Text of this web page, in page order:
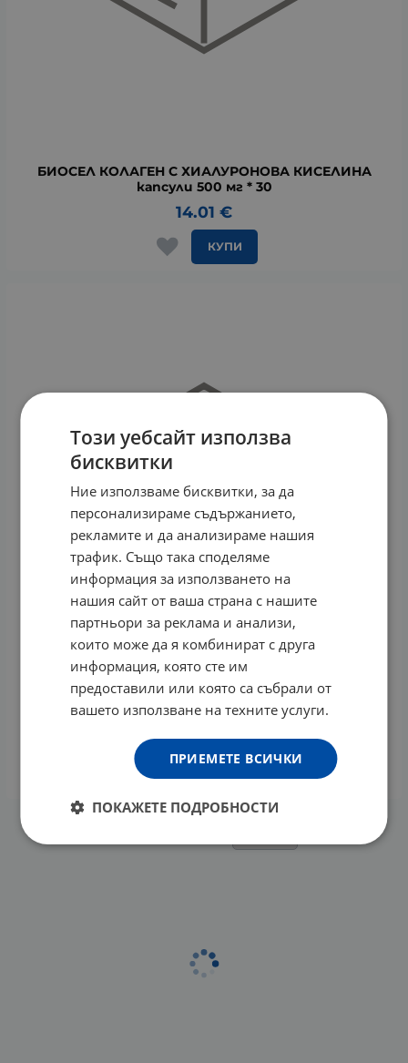
БИОСЕЛ КОЛАГЕН С ХИАЛУРОНОВА КИСЕЛИНА
капсули 500 мг * 30
14.01 €
КУПИ
БИОСЕЛ КОЛАГЕН С ХИАЛУРОНОВА КИСЕЛИНА
капсули 500 мг * 60
24.39 €
Този уебсайт използва
бисквитки
Ние използваме бисквитки, за да
персонализираме съдържанието,
рекламите и да анализираме нашия
трафик. Също така споделяме
информация за използването на
нашия сайт от ваша страна с нашите
партньори за реклама и анализи,
които може да я комбинират с друга
информация, която сте им
предоставили или която са събрали от
вашето използване на техните услуги.
ПРИЕМЕТЕ ВСИЧКИ
ПОКАЖЕТЕ ПОДРОБНОСТИ